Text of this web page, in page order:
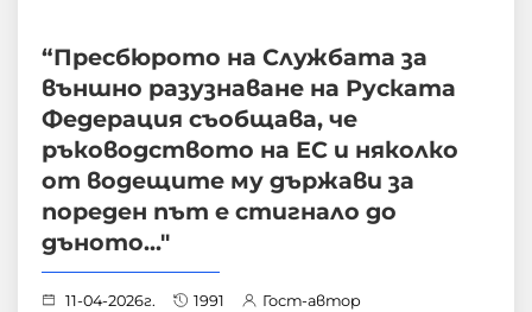
“Пресбюрото на Службата за
външно разузнаване на Руската
Федерация съобщава, че
ръководството на ЕС и няколко
от водещите му държави за
пореден път е стигнало до
дъното..."
11-04-2026г. 1991 Гост-автор